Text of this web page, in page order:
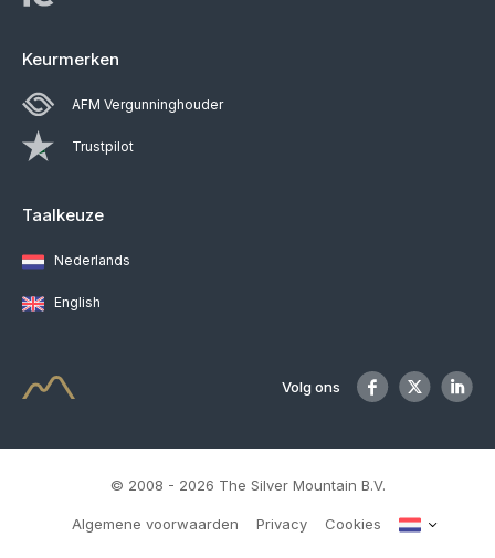
Keurmerken
AFM Vergunninghouder
Trustpilot
Taalkeuze
Nederlands
English
Volg ons
© 2008 - 2026 The Silver Mountain B.V.
Algemene voorwaarden Privacy Cookies